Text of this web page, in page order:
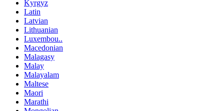
Kyrgyz
Latin
Latvian
Lithuanian
Luxembou..
Macedonian
Malagasy
Malay
Malayalam
Maltese
Maori
Marathi